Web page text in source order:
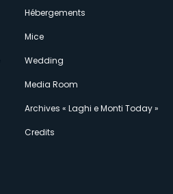
Hébergements
Mice
Wedding
Media Room
Archives « Laghi e Monti Today »
Credits